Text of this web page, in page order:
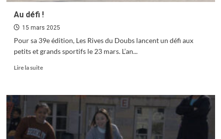
Au défi !
15 mars 2025
Pour sa 39e édition, Les Rives du Doubs lancent un défi aux
petits et grands sportifs le 23 mars. L’an...
Lire la suiteEn
sur
Au
défi
!